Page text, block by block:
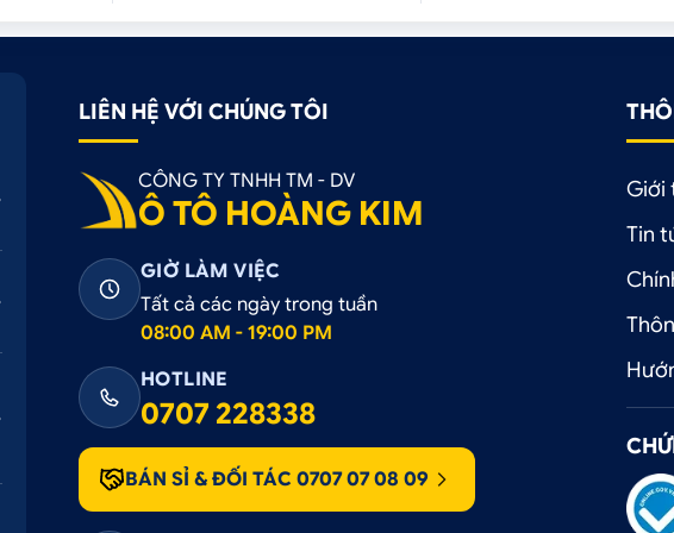
tỉ mỉ, đảm bảo vẻ đẹp hoàn hảo và độ bền tối ưu cho xế
nghệ giải trí, an toàn cho ô tô với cam kết:
thống zin
thuận tiện di chuyển
LIÊN HỆ VỚI CHÚNG TÔI
CÔNG TY TNHH TM - DV
Ô TÔ HOÀNG KIM
GIỜ LÀM VIỆC
Tất cả các ngày trong tuần
08:00 AM - 19:00 PM
HOTLINE
0707 228338
BÁN SỈ & ĐỐI TÁC 0707 07 08 09
Giới
Tin